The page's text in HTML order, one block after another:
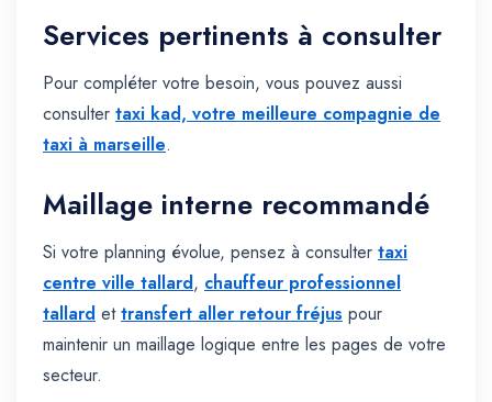
Services pertinents à consulter
Pour compléter votre besoin, vous pouvez aussi
consulter taxi kad, votre meilleure compagnie de
taxi à marseille.
Maillage interne recommandé
Si votre planning évolue, pensez à consulter taxi
centre ville tallard, chauffeur professionnel
tallard ettransfert aller retour fréjus pour
maintenir un maillage logique entre les pages de votre
secteur.